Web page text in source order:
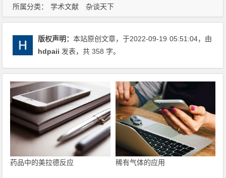
所属分类： 学术文献 杂谈天下
版权声明：本站原创文章，于2022-09-19 05:51:04，由
hdpaii 发表，共 358 字。
药品中的美拉德反应 稀有气体的应用